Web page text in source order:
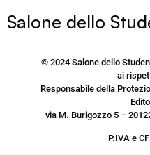
Salone dello
© 2024 Salone dello
ai
Responsabile della
via M. Burigozzo 5 –
P.IVA e